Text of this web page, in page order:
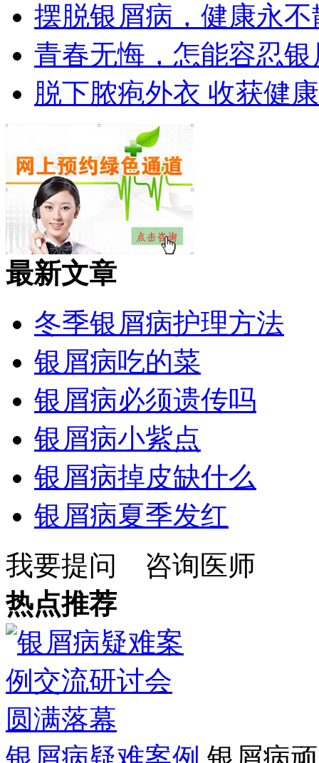
摆脱银屑病，健康永不
青春无悔，怎能容忍
脱下脓疱外衣 收获健
最新文章
冬季银屑病护理方法
银屑病吃的菜
银屑病必须遗传吗
银屑病小紫点
银屑病掉皮缺什么
银屑病夏季发红
我要提问
咨询医师
热点推荐